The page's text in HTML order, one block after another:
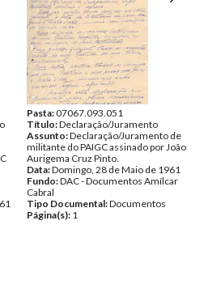
Pasta:07067.093.051
Título:Declaração/Juramento
Assunto:Declaração/Juramento de
militante do PAIGC assinado por João
Aurigema Cruz Pinto.
Data:Domingo, 28 de Maio de 1961
Fundo:DAC - Documentos Amílcar
Cabral
Tipo Documental:Documentos
Página(s): 1